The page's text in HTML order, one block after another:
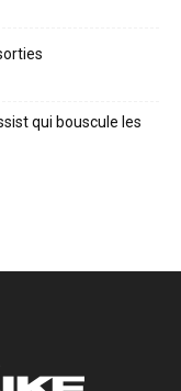
qui bouscule les